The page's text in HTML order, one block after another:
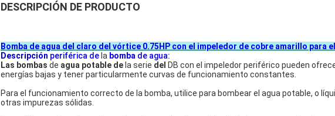
DESCRIPCIÓN DE PRODUCTO
Bomba de agua del claro del vórtice 0.75HP con el impeledor de cobre amarillo para
Descripción periférica de la bomba de agua:
Las bombas de agua potable de la serie del DB con el impeledor periférico pueden
energías bajas y tener particularmente curvas de funcionamiento constantes.
Para el funcionamiento correcto de la bomba, utilice para bombear el agua potable, o
otras impurezas sólidas.